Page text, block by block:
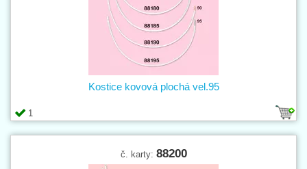
1
Kostice kovová plochá vel.95
č. karty: 88200